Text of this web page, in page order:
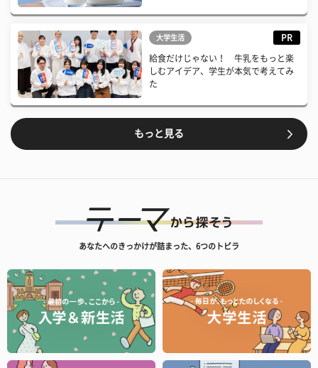
大学生活 PR
給食だけじゃない！ 牛乳をもっと楽
しむアイデア、学生が本気で考えてみ
た
もっと見る
あなたへのきっかけが詰まった、6つのトビラ